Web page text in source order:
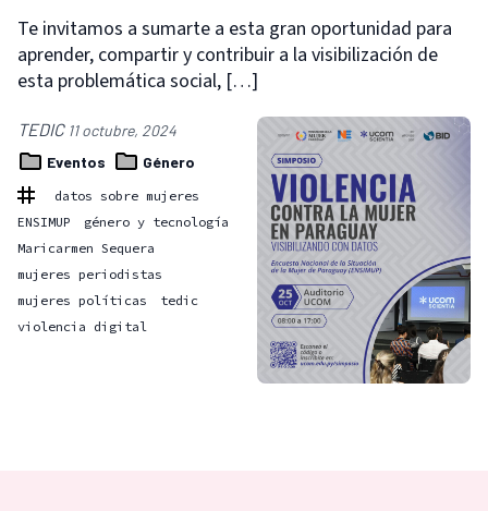
Te invitamos a sumarte a esta gran oportunidad para
aprender, compartir y contribuir a la visibilización de
esta problemática social, […]
TEDIC 11 octubre, 2024
Eventos
Género
datos sobre mujeres
ENSIMUP
género y tecnología
Maricarmen Sequera
mujeres periodistas
mujeres políticas
tedic
violencia digital